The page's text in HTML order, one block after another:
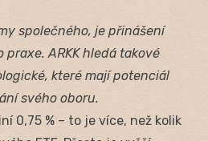
společného, je přinášení
ARKK hledá takové
které mají potenciál
svého oboru.
0,75 % – to je více, než kolik